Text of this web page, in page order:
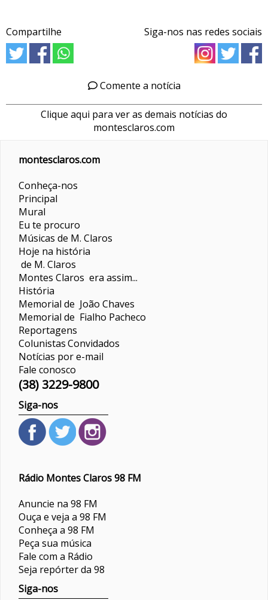
Compartilhe Siga-nos nas redes sociais
Comente a notícia
Clique aqui para ver as demais notícias do
montesclaros.com
montesclaros.com
Conheça-nos
Principal
Mural
Eu te procuro
Músicas de M. Claros
Hoje na história
de M. Claros
Montes Claros era assim...
História
Memorial de João Chaves
Memorial de Fialho Pacheco
Reportagens
ColunistasConvidados
Notícias por e-mail
Fale conosco
(38) 3229-9800
Siga-nos
Rádio Montes Claros 98 FM
Anuncie na 98 FM
Ouça e veja a 98 FM
Conheça a 98 FM
Peça sua música
Fale com a Rádio
Seja repórter da 98
Siga-nos